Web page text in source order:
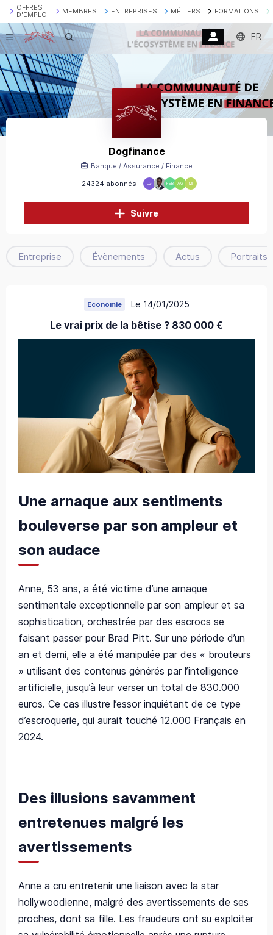
OFFRES
D'EMPLOI
MEMBRES ENTREPRISES MÉTIERS FORMATIONS
Recherche FR
Dogfinance
24324 abonnés LG FEB AG MI
Banque / Assurance / Finance
Suivre
Entreprise Évènements Actus Portraits
Economie Le 14/01/2025
Le vrai prix de la bêtise ? 830 000 €
Une arnaque aux sentiments
bouleverse par son ampleur et
son audace
Anne, 53 ans, a été victime d’une arnaque
sentimentale exceptionnelle par son ampleur et sa
sophistication, orchestrée par des escrocs se
faisant passer pour Brad Pitt. Sur une période d’un
an et demi, elle a été manipulée par des « brouteurs
» utilisant des contenus générés par l’intelligence
artificielle, jusqu’à leur verser un total de 830.000
euros. Ce cas illustre l’essor inquiétant de ce type
d’escroquerie, qui aurait touché 12.000 Français en
2024.
Des illusions savamment
entretenues malgré les
avertissements
Anne a cru entretenir une liaison avec la star
hollywoodienne, malgré des avertissements de ses
proches, dont sa fille. Les fraudeurs ont su exploiter